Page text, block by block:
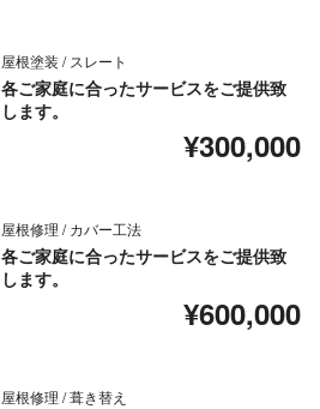
屋根塗装 / スレート
各ご家庭に合ったサービスをご提供致
します。
¥300,000
屋根修理 / カバー工法
各ご家庭に合ったサービスをご提供致
します。
¥600,000
屋根修理 / 葺き替え